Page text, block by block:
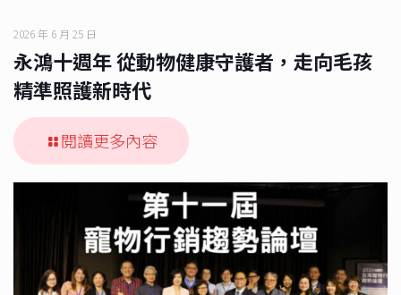
2026 年 6 月 25 日
永鴻十週年 從動物健康守護者，走向毛孩
精準照護新時代
閱讀更多內容